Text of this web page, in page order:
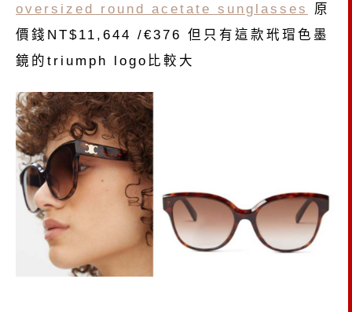
oversized round acetate sunglasses
原
價錢NT$11,644 /€376 但只有這款玳瑁色墨
鏡的triumph logo比較大